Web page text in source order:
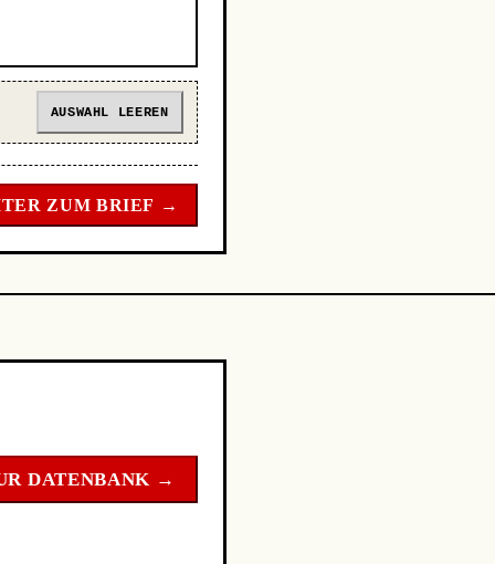
AUSWAHL LEEREN
ZUM BRIEF →
DATENBANK →